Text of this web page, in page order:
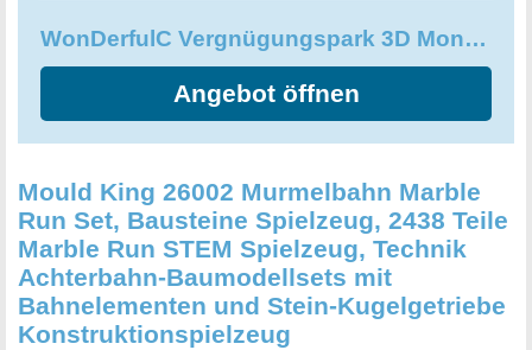
WonDerfulC Vergnügungspark 3D Montiertes Puzzle Modell Szene Spielzeughaus DIY Miniatur Holz Puppenhaus Kit Spieluhr Kreatives Geschenk für Weihnachten Geburtstag (Achterbahn)
Angebot öffnen
Mould King 26002 Murmelbahn Marble
Run Set, Bausteine Spielzeug, 2438 Teile
Marble Run STEM Spielzeug, Technik
Achterbahn-Baumodellsets mit
Bahnelementen und Stein-Kugelgetriebe
Konstruktionspielzeug